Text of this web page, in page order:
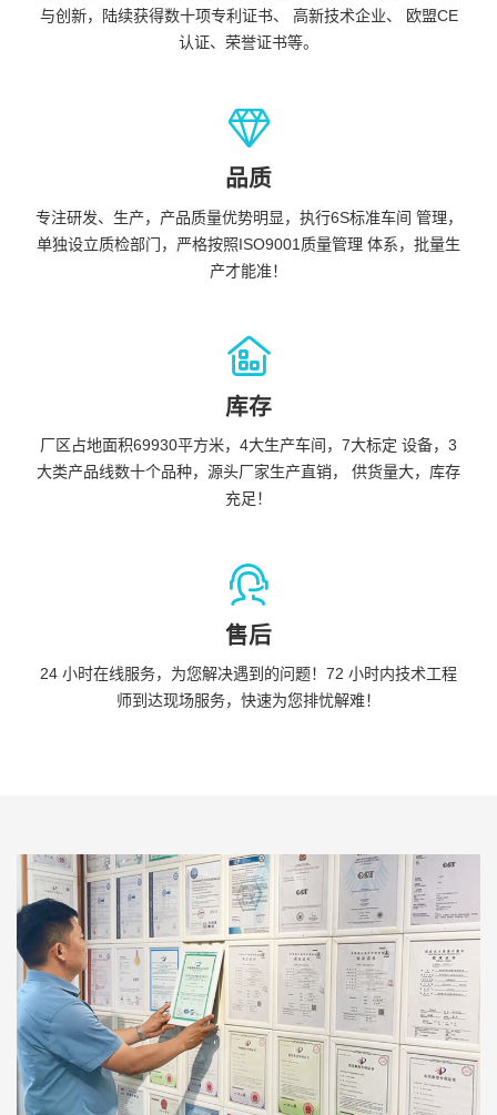
与创新，陆续获得数十项专利证书、 高新技术企业、 欧盟CE
认证、荣誉证书等。
品质
专注研发、生产，产品质量优势明显，执行6S标准车间 管理，
单独设立质检部门，严格按照ISO9001质量管理 体系，批量生
产才能准！
库存
厂区占地面积69930平方米，4大生产车间，7大标定 设备，3
大类产品线数十个品种，源头厂家生产直销， 供货量大，库存
充足！
售后
24 小时在线服务，为您解决遇到的问题！72 小时内技术工程
师到达现场服务，快速为您排忧解难！